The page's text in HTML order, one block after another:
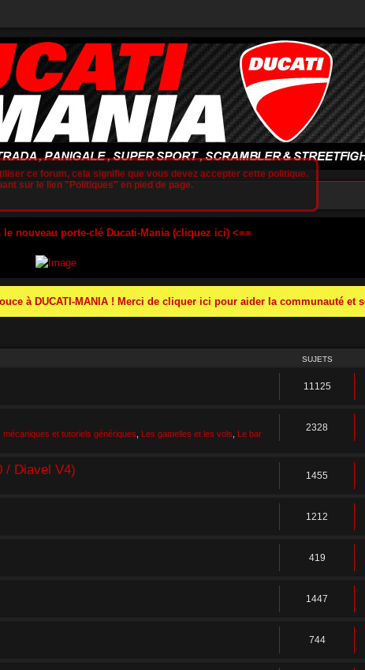
le nouveau porte-clé Ducati-Mania (cliquez ici) <==
à DUCATI-MANIA ! Merci de cliquer ici pour aider la communauté et
SUJETS
11125
mécaniques et tutoriels génériques, Les gamelles et les vols, Le bar
2328
/ Diavel V4) 1455
1212
419
1447
744
ce forum, cela signifie que vous devez accepter cette politique.
sur le lien "Politiques" en pied de page.